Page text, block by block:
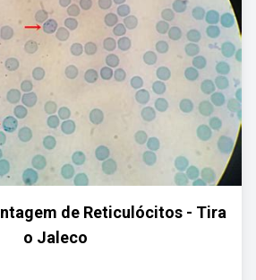
de Reticulócitos - Tira
o Jaleco